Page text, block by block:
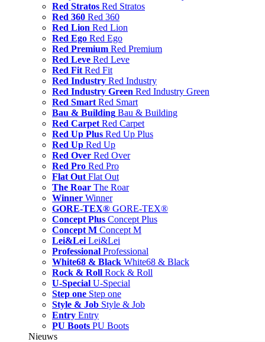
Red Stratos Red Stratos
Red 360 Red 360
Red Lion Red Lion
Red Ego Red Ego
Red Premium Red Premium
Red Leve Red Leve
Red Fit Red Fit
Red Industry Red Industry
Red Industry Green Red Industry Green
Red Smart Red Smart
Bau & Building Bau & Building
Red Carpet Red Carpet
Red Up Plus Red Up Plus
Red Up Red Up
Red Over Red Over
Red Pro Red Pro
Flat Out Flat Out
The Roar The Roar
Winner Winner
GORE-TEX® GORE-TEX®
Concept Plus Concept Plus
Concept M Concept M
Lei&Lei Lei&Lei
Professional Professional
White68 & Black White68 & Black
Rock & Roll Rock & Roll
U-Special U-Special
Step one Step one
Style & Job Style & Job
Entry Entry
PU Boots PU Boots
Nieuws